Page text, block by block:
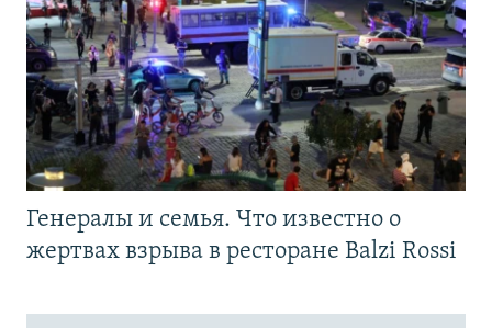
Генералы и семья. Что известно о
жертвах взрыва в ресторане Balzi Rossi